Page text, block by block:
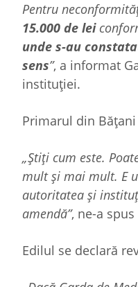
Pentru
15.000 de lei
unde s-au
sens”, a informat
instituției.
Primarul din
„Știți cum este.
mult și mai mult. E
autoritatea și
amendă”, ne-a
Edilul se declară